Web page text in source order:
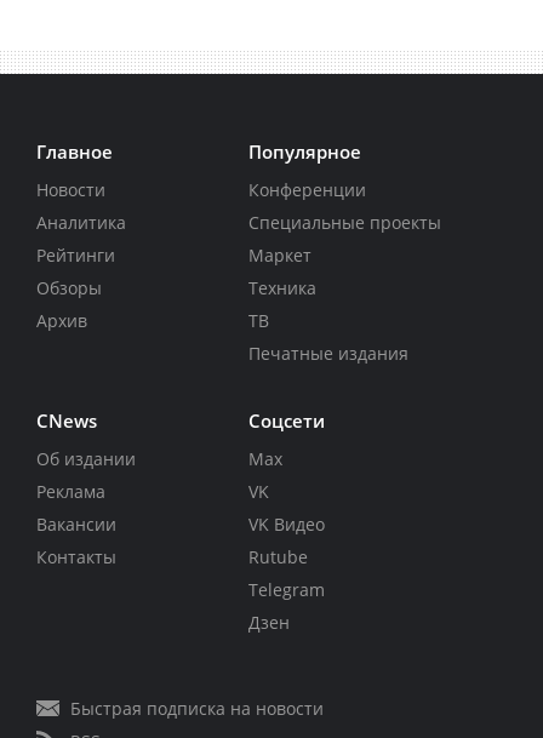
Главное
Новости
Аналитика
Рейтинги
Обзоры
Архив
Популярное
Конференции
Специальные проекты
Маркет
Техника
ТВ
Печатные издания
CNews
Об издании
Реклама
Вакансии
Контакты
Соцсети
Max
VK
VK Видео
Rutube
Telegram
Дзен
Быстрая подписка на новости